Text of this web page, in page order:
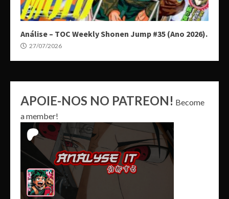
Análise – TOC Weekly Shonen Jump #35 (Ano 2026).
27/07/2026
APOIE-NOS NO PATREON! Become
a member!